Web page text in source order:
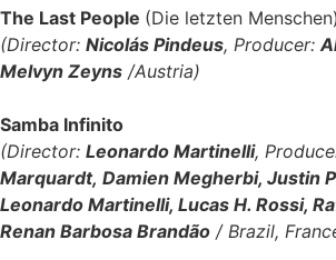
The Last People (Die letzten Menschen)
(Director: Nicolás Pindeus, Producer:
Melvyn Zeyns /Austria)
Samba Infinito
(Director: Leonardo Martinelli,
Marquardt, Damien Megherbi, Justin
Leonardo Martinelli, Lucas H. Rossi,
Renan Barbosa Brandão / Brazil,